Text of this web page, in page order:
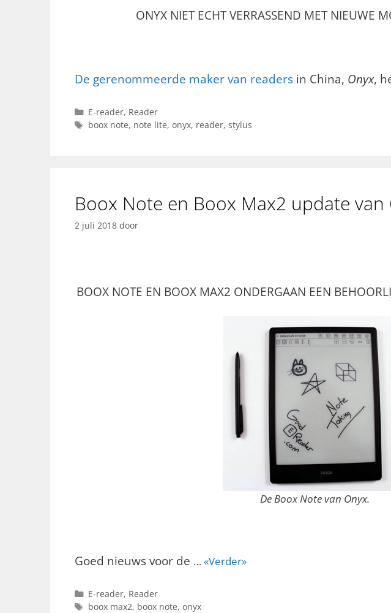
ONYX NIET ECHT VERRASSEND MET NIEUWE
De gerenommeerde maker van readers in China, Onyx,
Categorieën
E-reader, Reader
Tags
boox note, note lite, onyx, reader, stylus
Boox Note en Boox Max2 update van
2 juli 2018 door
BOOX NOTE EN BOOX MAX2 ONDERGAAN EEN
De Boox Note van Onyx.
Goed nieuws voor de … «Verder»
Categorieën
E-reader, Reader
Tags
boox max2, boox note, onyx